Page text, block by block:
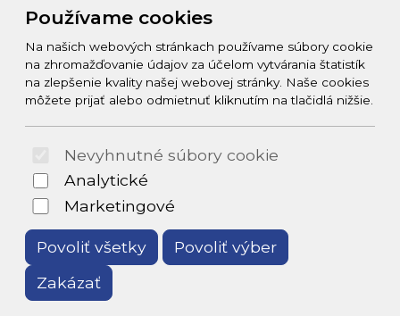
Používame cookies
Na našich webových stránkach používame súbory cookie
na zhromažďovanie údajov za účelom vytvárania štatistík
na zlepšenie kvality našej webovej stránky. Naše cookies
môžete prijať alebo odmietnuť kliknutím na tlačidlá nižšie.
Nevyhnutné súbory cookie
Analytické
Marketingové
Povoliť všetky
Povoliť výber
Zakázať
Kontakt
info@zeleziarstvo-majster.sk
+421456812908
© 2026 Arrabella s.r.o., mayabella s.r.o., Všetky práva
Hosting: